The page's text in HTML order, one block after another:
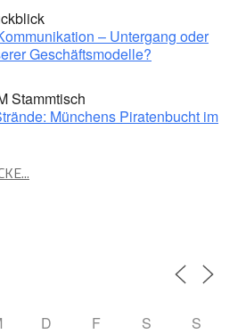
– Untergang oder
Geschäftsmodelle?
Stammtisch
Münchens Piratenbucht im
D F S S